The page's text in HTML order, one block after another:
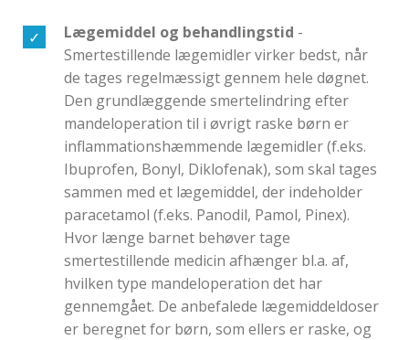
Lægemiddel og behandlingstid -
Smertestillende lægemidler virker bedst, når
de tages regelmæssigt gennem hele døgnet.
Den grundlæggende smertelindring efter
mandeloperation til i øvrigt raske børn er
inflammationshæmmende lægemidler (f.eks.
Ibuprofen, Bonyl, Diklofenak), som skal tages
sammen med et lægemiddel, der indeholder
paracetamol (f.eks. Panodil, Pamol, Pinex).
Hvor længe barnet behøver tage
smertestillende medicin afhænger bl.a. af,
hvilken type mandeloperation det har
gennemgået. De anbefalede lægemiddeldoser
er beregnet for børn, som ellers er raske, og